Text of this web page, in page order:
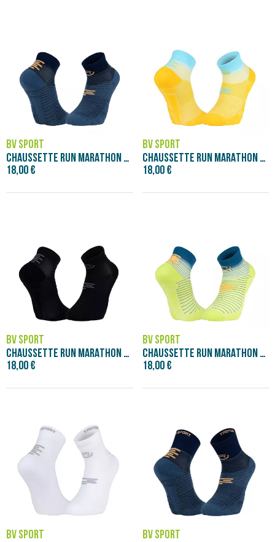
BV SPORT
CHAUSSETTE RUN MARATHON LOW BLEU MARINE
18,00 €
BV SPORT
CHAUSSETTE RUN MARATHON LOW JAUNE/BLEU
18,00 €
BV SPORT
CHAUSSETTE RUN MARATHON LOW NOIR/GRIS
18,00 €
BV SPORT
CHAUSSETTE RUN MARATHON LOW VERT/BLEU
18,00 €
BV SPORT BV SPORT